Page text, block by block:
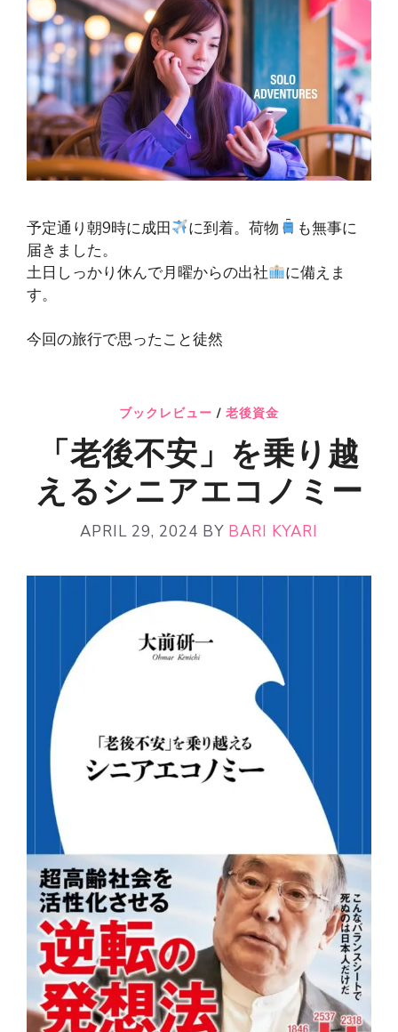
予定通り朝9時に成田 に到着。荷物
も無事に
届きました。
土日しっかり休んで月曜からの出社
に備えま
す。
今回の旅行で思ったこと徒然
ブックレビュー / 老後資金
「老後不安」を乗り越
えるシニアエコノミー
APRIL 29, 2024 BY BARI KYARI